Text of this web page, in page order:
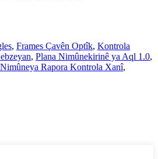
, Frames Çavên Optîk, Kontrola
, Plana Nimûnekirinê ya Aql 1.0,
Nimûneya Rapora Kontrola Xanî,